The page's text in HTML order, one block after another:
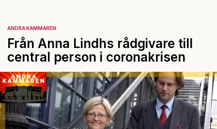
ANDRA KAMMAREN
Från Anna Lindhs rådgivare till
central person i coronakrisen